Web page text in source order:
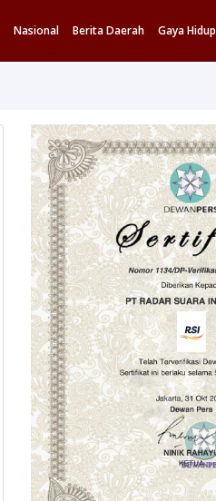
Nasional Berita Daerah Gaya Hidup